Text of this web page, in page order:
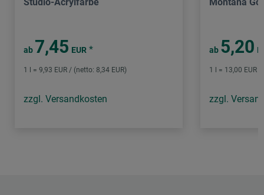
ab 7,45 EUR *
1 l = 9,93 EUR / (netto: 8,34 EUR)
zzgl. Versandkosten
ab 5,20
1 l = 13,00 EUR
zzgl.